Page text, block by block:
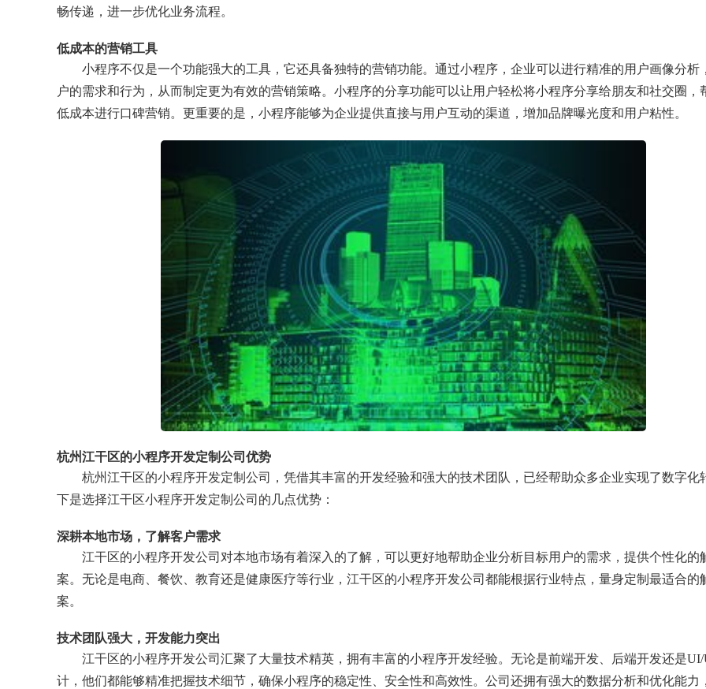
畅传递，进一步优化业务流程。
低成本的营销工具
小程序不仅是一个功能强大的工具，它还具备独特的营销功能。通过小程序，企业可以进行精准的用户画像分析
户的需求和行为，从而制定更为有效的营销策略。小程序的分享功能可以让用户轻松将小程序分享给朋友和社交圈，
低成本进行口碑营销。更重要的是，小程序能够为企业提供直接与用户互动的渠道，增加品牌曝光度和用户粘性。
杭州江干区的小程序开发定制公司优势
杭州江干区的小程序开发定制公司，凭借其丰富的开发经验和强大的技术团队，已经帮助众多企业实现了数字化
下是选择江干区小程序开发定制公司的几点优势：
深耕本地市场，了解客户需求
江干区的小程序开发公司对本地市场有着深入的了解，可以更好地帮助企业分析目标用户的需求，提供个性化的
案。无论是电商、餐饮、教育还是健康医疗等行业，江干区的小程序开发公司都能根据行业特点，量身定制最适合的
案。
技术团队强大，开发能力突出
江干区的小程序开发公司汇聚了大量技术精英，拥有丰富的小程序开发经验。无论是前端开发、后端开发还是
计，他们都能够精准把握技术细节，确保小程序的稳定性、安全性和高效性。公司还拥有强大的数据分析和优化能力